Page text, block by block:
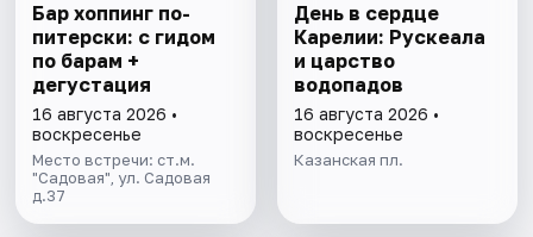
Бар хоппинг по-
питерски: с гидом
по барам +
дегустация
16 августа 2026 •
воскресенье
Место встречи: ст.м.
"Садовая", ул. Садовая
д.37
День в сердце
Карелии: Рускеала
и царство
водопадов
16 августа 2026 •
воскресенье
Казанская пл.